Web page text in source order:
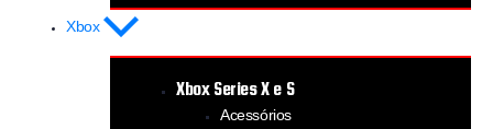
Xbox
Xbox Series X e S
Acessórios